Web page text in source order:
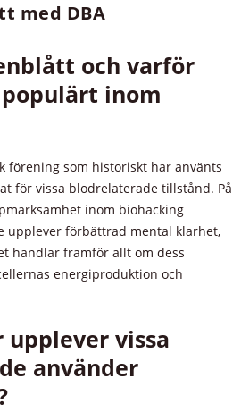
med DBA
och varför
inom
förening som historiskt har använts
för vissa blodrelaterade tillstånd. På
inom biohacking
upplever förbättrad mental klarhet,
handlar framför allt om dess
energiproduktion och
vissa
använder